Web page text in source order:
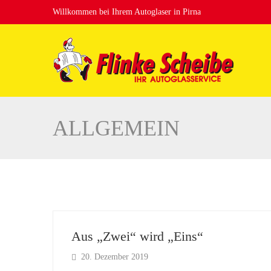
Willkommen bei Ihrem Autoglaser in Pirna
ALLGEMEIN
Aus „Zwei“ wird „Eins“
20. Dezember 2019